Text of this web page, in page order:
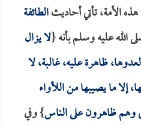
هذه الأمة، تأتي أحاديثالطائفة
الله عليه وسلم بأنه {لا يزال
ظاهرة عليه، غالبة، لا
ما يصيبها من اللأواء
وهم ظاهرون على الناس} وفي